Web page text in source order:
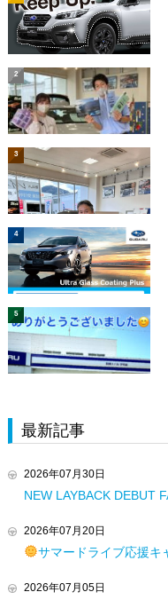
2
3
4
5
最新記事
2026年07月30日
NEW LAYBACK DEBUT
2026年07月20日
サマードライブ応援キ
2026年07月05日